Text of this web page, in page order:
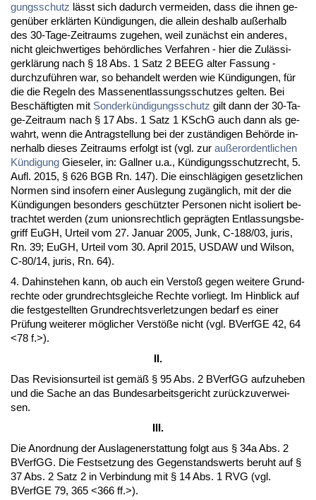
gungs­schutz lässt sich da­durch ver­mei­den, dass die ih­nen ge­
genüber erklärten Kündi­gun­gen, die al­lein des­halb außer­halb
des 30-Ta­ge-Zeit­raums zu­ge­hen, weil zunächst ein an­de­res,
nicht gleich­wer­ti­ges behörd­li­ches Ver­fah­ren - hier die Zulässi­
gerklärung nach § 18 Abs. 1 Satz 2 BEEG al­ter Fas­sung -
durch­zuführen war, so be­han­delt wer­den wie Kündi­gun­gen, für
die die Re­geln des Mas­sen­ent­las­sungs­schut­zes gel­ten. Bei
Beschäftig­ten mit Son­derkündi­gungs­schutz gilt dann der 30-Ta­
ge-Zeit­raum nach § 17 Abs. 1 Satz 1 KSchG auch dann als ge­
wahrt, wenn die An­trag­stel­lung bei der zuständi­gen Behörde in­
ner­halb die­ses Zeit­raums er­folgt ist (vgl. zur außer­or­dent­li­chen
Kündi­gung Gie­seler, in: Gall­ner u.a., Kündi­gungs­schutz­recht, 5.
Aufl. 2015, § 626 BGB Rn. 147). Die ein­schlägi­gen ge­setz­li­chen
Nor­men sind in­so­fern ei­ner Aus­le­gung zugäng­lich, mit der die
Kündi­gun­gen be­son­ders geschütz­ter Per­so­nen nicht iso­liert be­
trach­tet wer­den (zum uni­ons­recht­lich ge­prägten Ent­las­sungs­be­
griff EuGH, Ur­teil vom 27. Ja­nu­ar 2005, Junk, C-188/03, ju­ris,
Rn. 39; EuGH, Ur­teil vom 30. April 2015, USDAW und Wil­son,
C-80/14, ju­ris, Rn. 64).
4. Da­hin­ste­hen kann, ob auch ein Ver­s­toß ge­gen wei­te­re Grund­
rech­te oder grund­rechts­glei­che Rech­te vor­liegt. Im Hin­blick auf
die fest­ge­stell­ten Grund­rechts­ver­let­zun­gen be­darf es ei­ner
Prüfung wei­te­rer mögli­cher Verstöße nicht (vgl. BVerfGE 42, 64
<78 f.>).
II.
Das Re­vi­si­ons­ur­teil ist gemäß § 95 Abs. 2 BVerfGG auf­zu­he­ben
und die Sa­che an das Bun­des­ar­beits­ge­richt zurück­zu­ver­wei­
sen.
III.
Die An­ord­nung der Aus­la­gen­er­stat­tung folgt aus § 34a Abs. 2
BVerfGG. Die Fest­set­zung des Ge­gen­stands­werts be­ruht auf §
37 Abs. 2 Satz 2 in Ver­bin­dung mit § 14 Abs. 1 RVG (vgl.
BVerfGE 79, 365 <366 ff.>).